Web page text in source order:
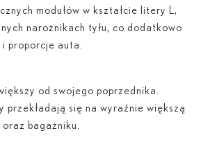
modułów w kształcie litery L,
narożnikach tyłu, co dodatkowo
proporcje auta.
od swojego poprzednika.
przekładają się na wyraźnie większą
bagażniku.